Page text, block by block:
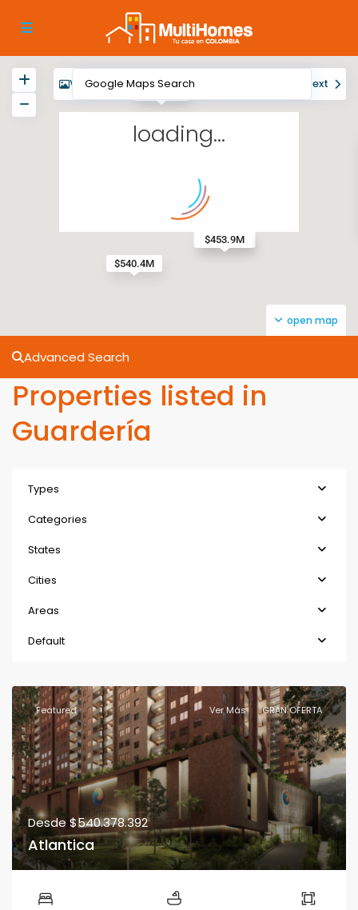
$540.4M
$472.8M
$1075.7M
$453.9M
loading...
open map
View My Location Next
Advanced Search
Properties listed in
Guardería
Types
Categories
States
Cities
Areas
Default
Featured Ver Más GRAN OFERTA
Desde $540.378.392
Atlantica